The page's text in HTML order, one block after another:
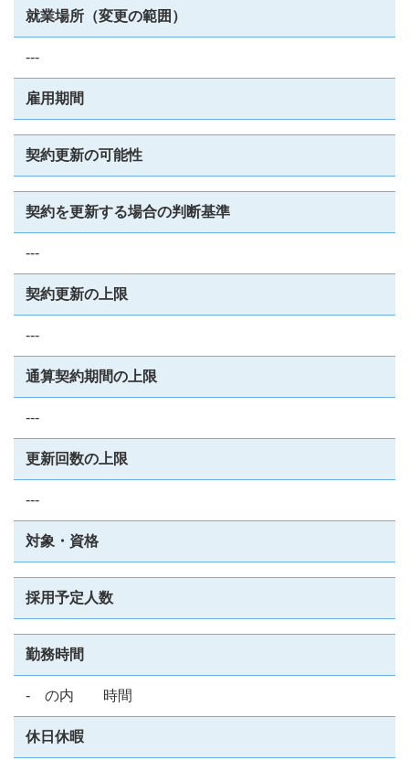
就業場所（変更の範囲）
---
雇用期間
契約更新の可能性
契約を更新する場合の判断基準
---
契約更新の上限
---
通算契約期間の上限
---
更新回数の上限
---
対象・資格
採用予定人数
勤務時間
- の内 時間
休日休暇